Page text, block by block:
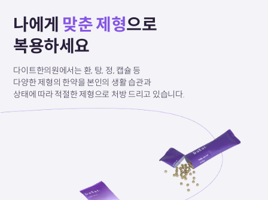
나에게 맞춘 제형으로
복용하세요
다이트한의원에서는 환, 탕, 정, 캡슐 등
다양한 제형의 한약을 본인의 생활 습관과
상태에 따라적절한 제형으로 처방 드리고 있습니다.